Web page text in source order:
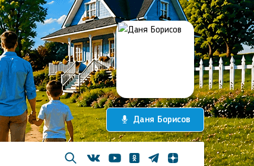
Даня Борисов
ВконтактеYoutubeОдноклассники
ТелеграмЯндекс дзен